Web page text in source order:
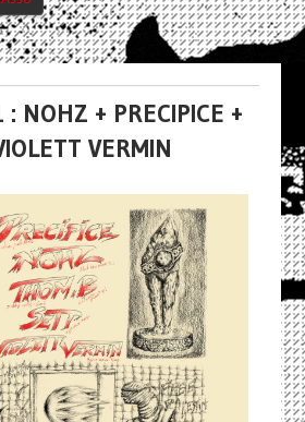
NOHZ + PRECIPICE +
VERMIN